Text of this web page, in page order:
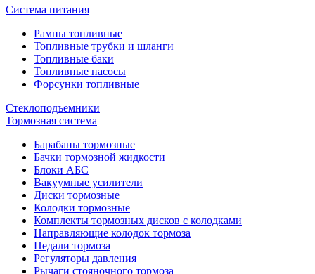
Система питания
Рампы топливные
Топливные трубки и шланги
Топливные баки
Топливные насосы
Форсунки топливные
Стеклоподъемники
Тормозная система
Барабаны тормозные
Бачки тормозной жидкости
Блоки АБС
Вакуумные усилители
Диски тормозные
Колодки тормозные
Комплекты тормозных дисков с колодками
Направляющие колодок тормоза
Педали тормоза
Регуляторы давления
Рычаги стояночного тормоза